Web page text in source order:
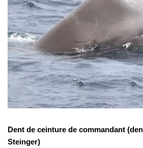
Dent de ceinture de commandant
Steinger)